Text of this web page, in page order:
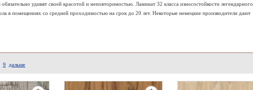
удивят своей красотой и неповторимостью. Ламинат 32 класса износостойкости легендарного
в помещениях со средней проходимостью на срок до 20 лет. Некоторые немецкие производители дают
9 дальше